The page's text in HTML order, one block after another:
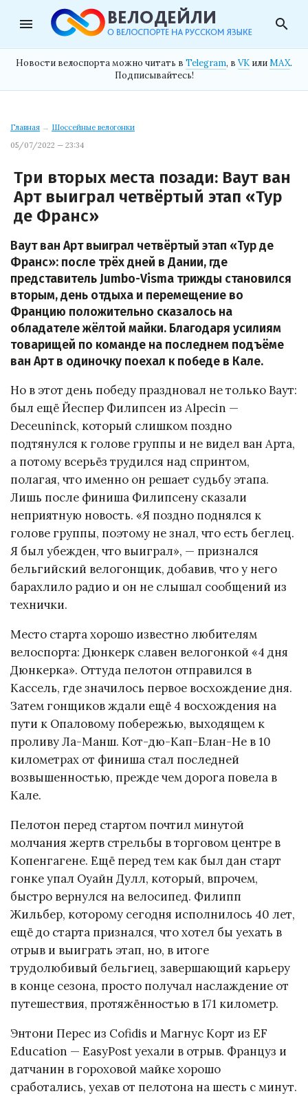
menu search
Новости велоспорта можно читать в Telegram, в VK илиMAX.
Подписывайтесь!
Главная → Шоссейные велогонки
05/07/2022 — 23:34
Три вторых места позади: Ваут ван
Арт выиграл четвёртый этап «Тур
де Франс»
Ваут ван Арт выиграл четвёртый этап «Тур де
Франс»: после трёх дней в Дании, где
представитель Jumbo-Visma трижды становился
вторым, день отдыха и перемещение во
Францию положительно сказалось на
обладателе жёлтой майки. Благодаря усилиям
товарищей по команде на последнем подъёме
ван Арт в одиночку поехал к победе в Кале.
Но в этот день победу праздновал не только Ваут:
был ещё Йеспер Филипсен из Alpecin —
Deceuninck, который слишком поздно
подтянулся к голове группы и не видел ван Арта,
а потому всерьёз трудился над спринтом,
полагая, что именно он решает судьбу этапа.
Лишь после финиша Филипсену сказали
неприятную новость. «Я поздно поднялся к
голове группы, поэтому не знал, что есть беглец.
Я был убежден, что выиграл», — признался
бельгийский велогонщик, добавив, что у него
барахлило радио и он не слышал сообщений из
технички.
Место старта хорошо известно любителям
велоспорта: Дюнкерк славен велогонкой «4 дня
Дюнкерка». Оттуда пелотон отправился в
Кассель, где значилось первое восхождение дня.
Затем гонщиков ждали ещё 4 восхождения на
пути к Опаловому побережью, выходящем к
проливу Ла-Манш. Кот-дю-Кап-Блан-Не в 10
километрах от финиша стал последней
возвышенностью, прежде чем дорога повела в
Кале.
Пелотон перед стартом почтил минутой
молчания жертв стрельбы в торговом центре в
Копенгагене. Ещё перед тем как был дан старт
гонке упал Оуайн Дулл, который, впрочем,
быстро вернулся на велосипед. Филипп
Жильбер, которому сегодня исполнилось 40 лет,
ещё до старта признался, что хотел бы уехать в
отрыв и выиграть этап, но, в итоге
трудолюбивый бельгиец, завершающий карьеру
в конце сезона, просто получал наслаждение от
путешествия, протяжённостью в 171 километр.
Энтони Перес из Cofidis и Магнус Корт из EF
Education — EasyPost уехали в отрыв. Француз и
датчанин в гороховой майке хорошо
сработались, уехав от пелотона на шесть с минут.